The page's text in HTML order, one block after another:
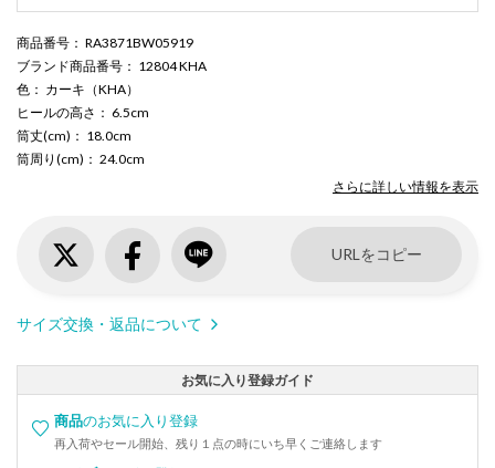
商品番号 ： RA3871BW05919
ブランド商品番号 ： 12804 KHA
色 ： カーキ（KHA）
ヒールの高さ ： 6.5cm
筒丈(cm) ： 18.0cm
筒周り(cm) ： 24.0cm
さらに詳しい情報を表示
URLをコピー
サイズ交換・返品について
お気に入り登録ガイド
商品のお気に入り登録
再入荷やセール開始、残り１点の時にいち早くご連絡します